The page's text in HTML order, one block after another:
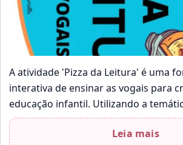
A atividade 'Pizza da Leitura' é uma
interativa de ensinar as vogais para
educação infantil. Utilizando a
os alunos…
Leia mais